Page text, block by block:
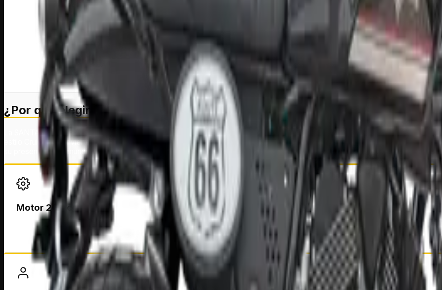
Llanta posterior
Aros
Tablero
Adicionales
¿Por qué elegir laSANTANA 200?
La SANTANA 200 está diseñada para quienes disfrutan de una conducción cómoda, relajada y con mucha personalidad. Su
estilo Cruiser la convierten en una excelente opción para recorrer la ciudad o salir a disfrutar de la carretera con total
su presencia, sin renunciar al confort en cada kilómetro.
Motor 200 cc
Ofrece una conducción suave y con la potencia necesaria para desplazamientos urbanos y recorridos por